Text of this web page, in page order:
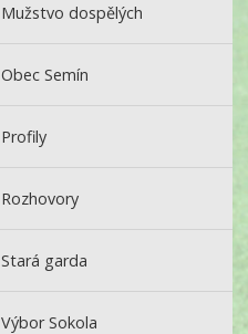
Mužstvo dospělých
Obec Semín
Profily
Rozhovory
Stará garda
Výbor Sokola